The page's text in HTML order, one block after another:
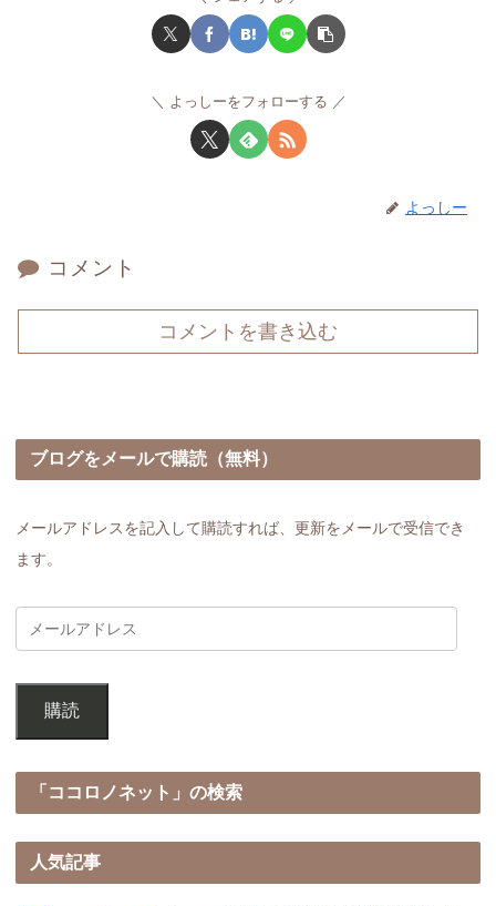
よっしーをフォローする
よっしー
コメント
コメントを書き込む
ブログをメールで購読（無料）
メールアドレスを記入して購読すれば、更新をメールで受信でき
ます。
購読
「ココロノネット」の検索
人気記事